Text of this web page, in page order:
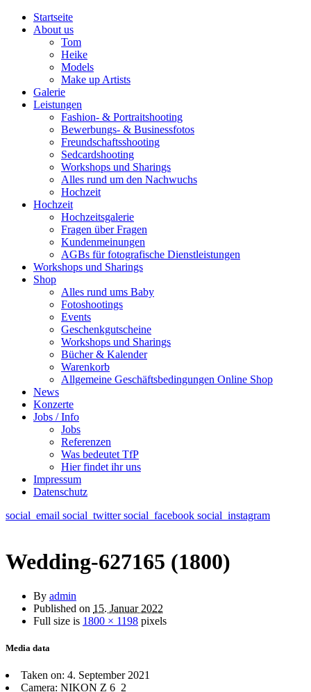
Startseite
About us
Tom
Heike
Models
Make up Artists
Galerie
Leistungen
Fashion- & Portraitshooting
Bewerbungs- & Businessfotos
Freundschaftsshooting
Sedcardshooting
Workshops und Sharings
Alles rund um den Nachwuchs
Hochzeit
Hochzeit
Hochzeitsgalerie
Fragen über Fragen
Kundenmeinungen
AGBs für fotografische Dienstleistungen
Workshops und Sharings
Shop
Alles rund ums Baby
Fotoshootings
Events
Geschenkgutscheine
Workshops und Sharings
Bücher & Kalender
Warenkorb
Allgemeine Geschäftsbedingungen Online Shop
News
Konzerte
Jobs / Info
Jobs
Referenzen
Was bedeutet TfP
Hier findet ihr uns
Impressum
Datenschutz
social_email social_twittersocial_facebook social_instagram
Wedding-627165 (1800)
By admin
Published on 15. Januar 2022
Full size is 1800 × 1198 pixels
Media data
Taken on: 4. September 2021
Camera: NIKON Z 6_2